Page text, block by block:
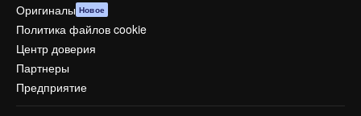
Оригиналы Новое
Политика файлов cookie
Центр доверия
Партнеры
Предприятие